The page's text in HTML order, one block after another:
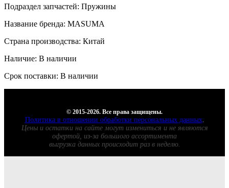
Подраздел запчастей: Пружины
Название бренда: MASUMA
Страна производства: Китай
Наличие: В наличии
Срок поставки: В наличии
© 2015-2026. Все права защищены.
Политика в отношении обработки персональных данных.
Цены и остатки на сайте могут измениться и не являются
офертой, из-за большого ассортимента
выгрузка данных происходит раз в неделю.